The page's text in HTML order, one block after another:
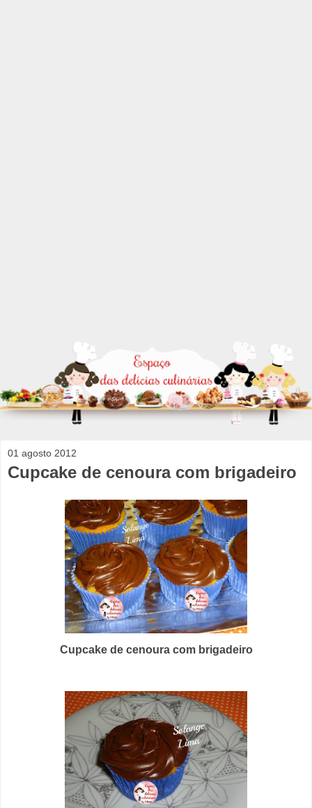
01 agosto 2012
Cupcake de cenoura com brigadeiro
Cupcake de cenoura com brigadeiro